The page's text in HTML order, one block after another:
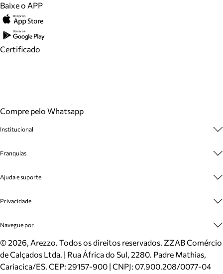
Baixe o APP
Certificado
Compre pelo Whatsapp
Institucional
Cashback
Venda Corporativa
Mapa do Site
Inverno
Mundo Arezzo
Franquias
Plano de Negócio
Ajuda e suporte
Cadastro
Meus Pedidos
Trocas e Devoluções
Cartão Presente
Localizador de lojas
Privacidade
Politica e Privacidade
Navegue por
Sapatos
Bolsas
Scarpins
©2026, Arezzo. Todos os direitos reservados. ZZAB Comércio
de Calçados Ltda. | Rua África do Sul, 2280. Padre Mathias,
Cariacica/ES. CEP: 29157-900 | CNPJ: 07.900.208/0077-04